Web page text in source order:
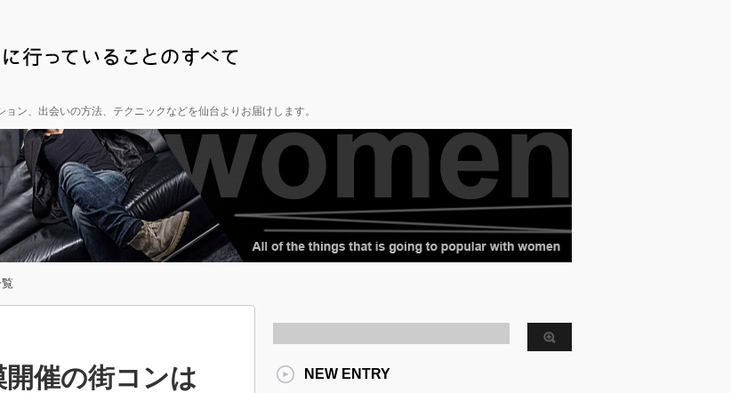
ン、出会いの方法、テクニックなどを仙台よりお届けします。
催の街コンは
NEW ENTRY